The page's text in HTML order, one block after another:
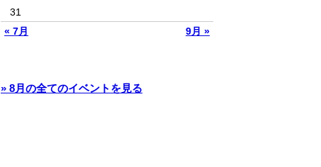
« 7月 9月 »
31
» 8月の全てのイベントを見る